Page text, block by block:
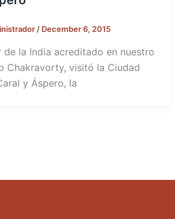
/ December 6, 2015
de la India acreditado en nuestro
Chakravorty, visitó la Ciudad
y Áspero, la